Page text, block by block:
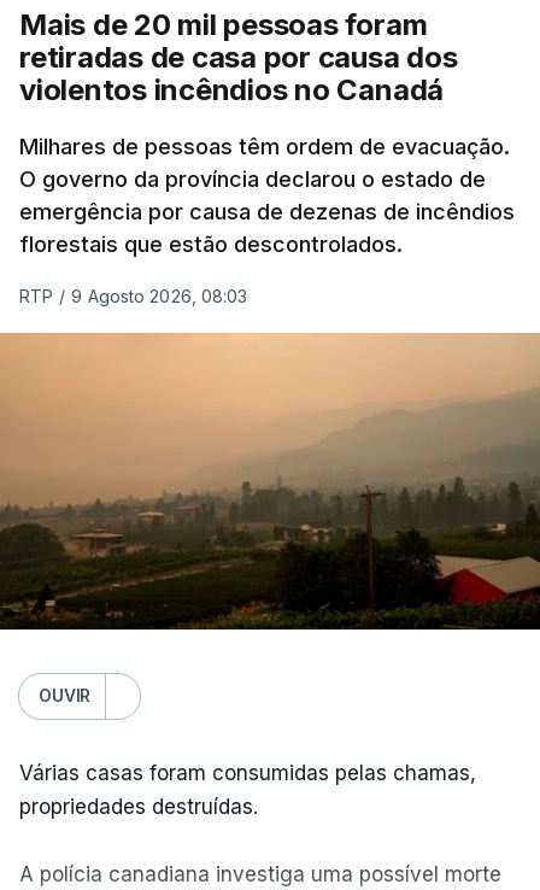
Mais de 20 mil pessoas foram
retiradas de casa por causa dos
violentos incêndios no Canadá
Milhares de pessoas têm ordem de evacuação.
O governo da província declarou o estado de
emergência por causa de dezenas de incêndios
florestais que estão descontrolados.
RTP / 9 Agosto 2026, 08:03
OUVIR
Várias casas foram consumidas pelas chamas,
propriedades destruídas.
A polícia canadiana investiga uma possível morte